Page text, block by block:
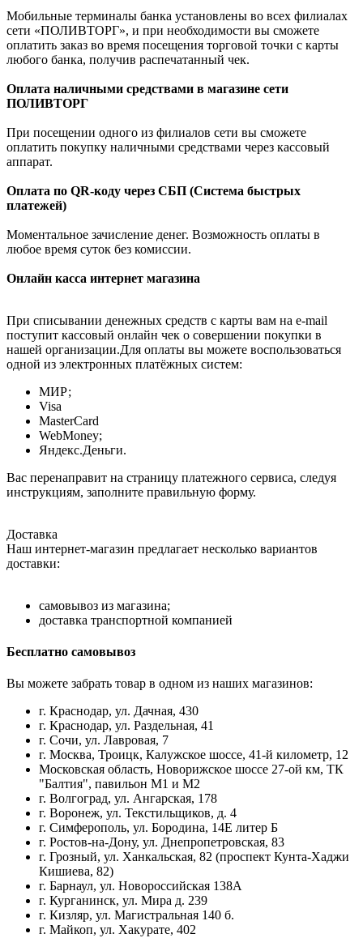
Мобильные терминалы банка установлены во всех филиалах
сети «ПОЛИВТОРГ», и при необходимости вы сможете
оплатить заказ во время посещения торговой точки с карты
любого банка, получив распечатанный чек.
Оплата наличными средствами в магазине сети
ПОЛИВТОРГ
При посещении одного из филиалов сети вы сможете
оплатить покупку наличными средствами через кассовый
аппарат.
Оплата по QR-коду через СБП (Система быстрых
платежей)
Моментальное зачисление денег. Возможность оплаты в
любое время суток без комиссии.
Онлайн касса интернет магазина
При списывании денежных средств с карты вам на e-mail
поступит кассовый онлайн чек о совершении покупки в
нашей организации.Для оплаты вы можете воспользоваться
одной из электронных платёжных систем:
МИР;
Visa
MasterCard
WebMoney;
Яндекс.Деньги.
Вас перенаправит на страницу платежного сервиса, следуя
инструкциям, заполните правильную форму.
Доставка
Наш интернет-магазин предлагает несколько вариантов
доставки:
самовывоз из магазина;
доставка транспортной компанией
Бесплатно самовывоз
Вы можете забрать товар в одном из наших магазинов:
г. Краснодар, ул. Дачная, 430
г. Краснодар, ул. Раздельная, 41
г. Сочи, ул. Лавровая, 7
г. Москва, Троицк, Калужское шоссе, 41-й километр, 12
Московская область, Новорижское шоссе 27-ой км, ТК
"Балтия", павильон М1 и М2
г. Волгоград, ул. Ангарская, 178
г. Воронеж, ул. Текстильщиков, д. 4
г. Симферополь, ул. Бородина, 14Е литер Б
г. Ростов-на-Дону, ул. Днепропетровская, 83
г. Грозный, ул. Ханкальская, 82 (проспект Кунта-Хаджи
Кишиева, 82)
г. Барнаул, ул. Новороссийская 138А
г. Курганинск, ул. Мира д. 239
г. Кизляр, ул. Магистральная 140 б.
г. Майкоп, ул. Хакурате, 402